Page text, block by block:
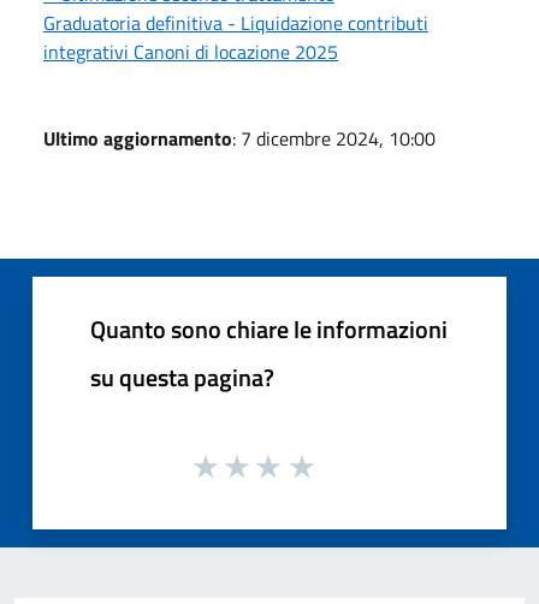
Graduatoria definitiva - Liquidazione contributi
integrativi Canoni di locazione 2025
Ultimo aggiornamento: 7 dicembre 2024, 10:00
Quanto sono chiare le informazioni
su questa pagina?